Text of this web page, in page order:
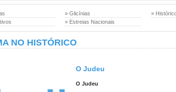
» Glicínias
» Estreias Nacionais
»
NO HISTÓRICO
O Judeu
O Judeu